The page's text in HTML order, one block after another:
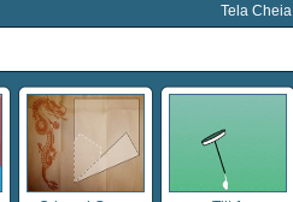
Tela Cheia